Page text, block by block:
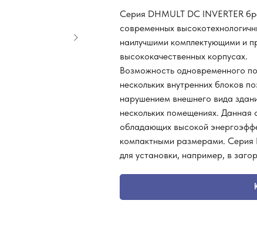
Серия DHMULT DC INVERTER
современных
наилучшими комплектующими и
высококачественных корпусах.
Возможность одновременного
нескольких внутренних блоков
нарушением внешнего вида
нескольких помещениях. Данная
обладающих высокой
компактными размерами. Серия
для установки, например, в